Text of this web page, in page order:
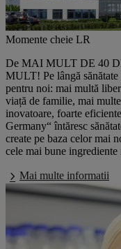
Momente cheie LR
De MAI MULT DE 40
MULT! Pe lângă
pentru noi: mai multă
viață de familie, mai
inovatoare, foarte
Germany“ întăresc
create pe baza celor mai
cele mai bune ingrediente
Mai multe informatii